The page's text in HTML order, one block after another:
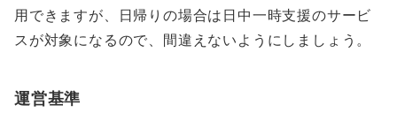
用できますが、日帰りの場合は日中一時支援のサービ
スが対象になるので、間違えないようにしましょう。
運営基準